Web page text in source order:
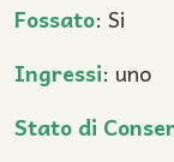
Fossato: Si
Ingressi: uno
Stato di